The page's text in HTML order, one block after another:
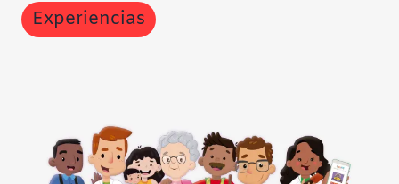
Experiencias